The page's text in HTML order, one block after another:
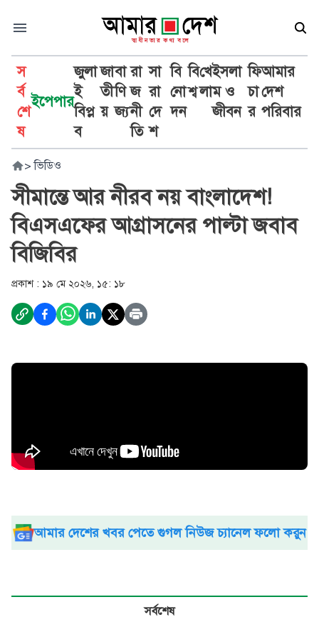
স
র্ব
শে
ষ
ইপেপার
জুলা
ই
বিপ্ল
ব
জা
তী
য়
বা
ণি
জ্য
রা
জ
নী
তি
সা
রা
দে
শ
বি
নো
দন
বি
শ্ব
খে
লা
ইসলা
ম ও
জীবন
ফি
চা
র
আমার
দেশ
পরিবার
> ভিডিও
সীমান্তে আর নীরব নয় বাংলাদেশ!
বিএসএফের আগ্রাসনের পাল্টা জবাব
বিজিবির
প্রকাশ : ১৯ মে ২০২৬, ১৫: ১৮
আমার দেশের খবর পেতে গুগল নিউজ চ্যানেল ফলো করুন
সর্বশেষ